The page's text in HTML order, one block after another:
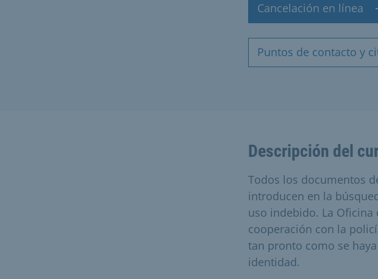
Cancelación en línea
Puntos de contacto y
Descripción del
Todos los documentos
introducen en la
uso indebido. La Oficina
cooperación con la
tan pronto como se
identidad.